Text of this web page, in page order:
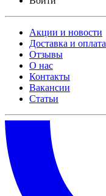
Акции и новости
Доставка и оплата
Отзывы
О нас
Контакты
Вакансии
Статьи